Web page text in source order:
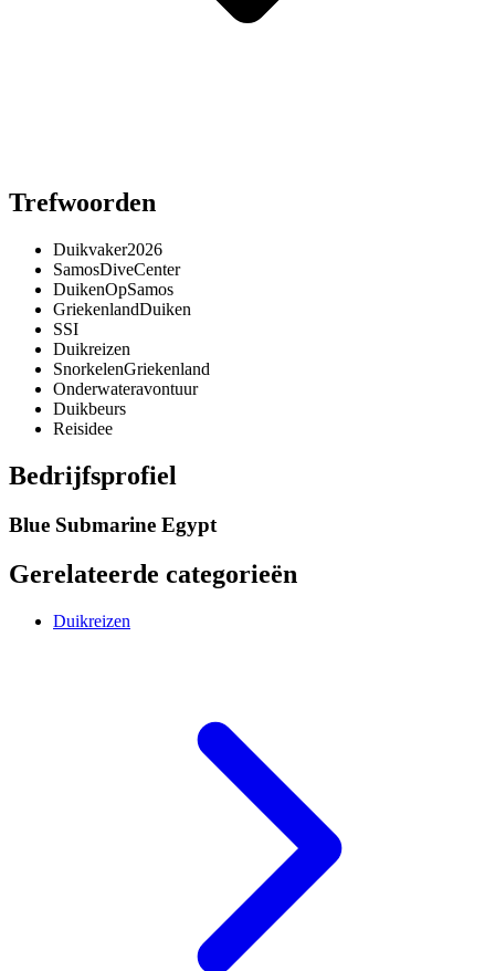
Trefwoorden
Duikvaker2026
SamosDiveCenter
DuikenOpSamos
GriekenlandDuiken
SSI
Duikreizen
SnorkelenGriekenland
Onderwateravontuur
Duikbeurs
Reisidee
Bedrijfsprofiel
Blue Submarine Egypt
Gerelateerde categorieën
Duikreizen